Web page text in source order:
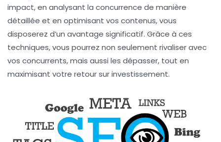
impact, en analysant la concurrence de manière
détaillée et en optimisant vos contenus, vous
disposerez d’un avantage significatif. Grâce à ces
techniques, vous pourrez non seulement rivaliser avec
vos concurrents, mais aussi les dépasser, tout en
maximisant votre retour sur investissement.